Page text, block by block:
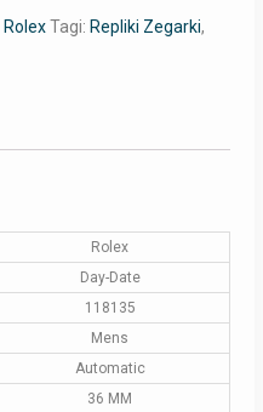
Rolex Tagi: Repliki Zegarki,
Rolex
Day-Date
118135
Mens
Automatic
36 MM